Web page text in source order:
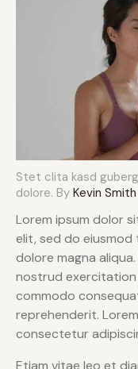
Stet clita kasd
dolore. By Kevin Smith
Lorem ipsum dolor
elit, sed do
dolore magna
nostrud exercitation
commodo
reprehenderit.
consectetur
Etiam vitae leo et